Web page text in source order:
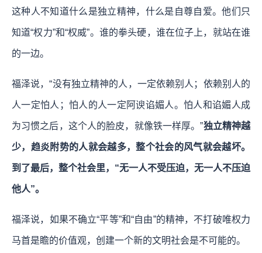
这种人不知道什么是独立精神，什么是自尊自爱。他们只
知道“权力”和“权威”。谁的拳头硬，谁在位子上，就站在谁
的一边。
福泽说，“没有独立精神的人，一定依赖别人；依赖别人的
人一定怕人；怕人的人一定阿谀谄媚人。怕人和谄媚人成
为习惯之后，这个人的脸皮，就像铁一样厚。”独立精神越
少，趋炎附势的人就会越多，整个社会的风气就会越坏。
到了最后，整个社会里，“无一人不受压迫，无一人不压迫
他人”。
福泽说，如果不确立“平等”和“自由”的精神，不打破唯权力
马首是瞻的价值观，创建一个新的文明社会是不可能的。